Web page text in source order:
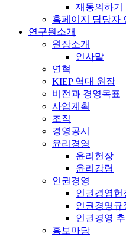
재동의하기
홈페이지 담당자
연구원소개
원장소개
인사말
연혁
KIEP 역대 원장
비전과 경영목표
사업계획
조직
경영공시
윤리경영
윤리헌장
윤리강령
인권경영
인권경영헌
인권경영규
인권경영
홍보마당